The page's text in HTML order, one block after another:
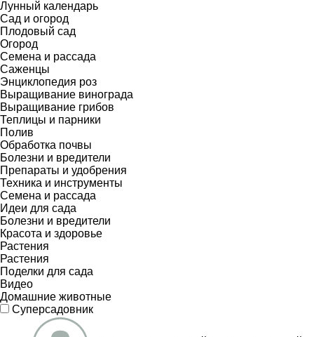
Лунный календарь
Сад и огород
Плодовый сад
Огород
Семена и рассада
Саженцы
Энциклопедия роз
Выращивание винограда
Выращивание грибов
Теплицы и парники
Полив
Обработка почвы
Болезни и вредители
Препараты и удобрения
Техника и инструменты
Семена и рассада
Идеи для сада
Болезни и вредители
Красота и здоровье
Растения
Растения
Поделки для сада
Видео
Домашние животные
Суперсадовник